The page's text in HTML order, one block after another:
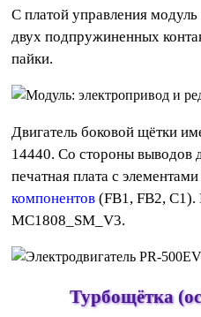
С платой управления
двух подпружиненных
пайки.
Двигатель боковой щётки
14440. Со стороны выводов
печатная плата с
компонентов (FB1, FB2, C1).
MC1808_SM_V3.
Турбощётка